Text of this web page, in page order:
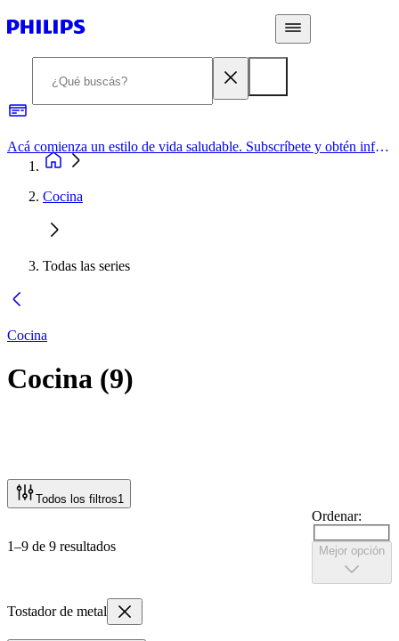
Acá comienza un estilo de vida saludable. Subscríbete y obtén información de primera mano
Cocina
Todas las series
Cocina
Cocina (9)
Todos los filtros1
1–9 de 9 resultados
Ordenar:
Mejor opción
Tostador de metal